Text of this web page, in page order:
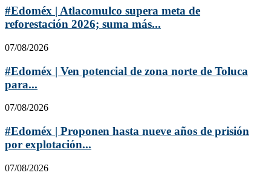
#Edoméx | Atlacomulco supera meta de
reforestación 2026; suma más...
07/08/2026
#Edoméx | Ven potencial de zona norte de Toluca
para...
07/08/2026
#Edoméx | Proponen hasta nueve años de prisión
por explotación...
07/08/2026